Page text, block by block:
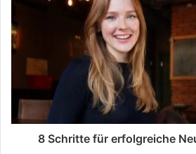
8 Schritte für erfolgreiche